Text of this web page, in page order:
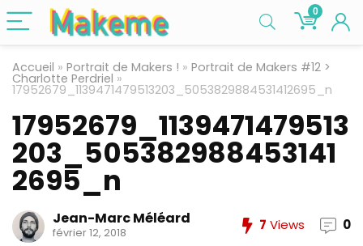
0
Accueil » Portrait de Makers ! » Portrait de Makers #12 >
Charlotte Perdriel »
17952679_1139471479513203_5053829884531412695_n
17952679_1139471479513
203_505382988453141
2695_n
Jean-Marc Méléard
février 12, 2018 7 Views 0